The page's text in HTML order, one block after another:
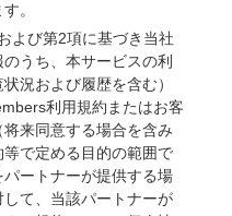
。
よび第2項に基づき当社
うち、本サービスの利
況および履歴を含む）
利用規約またはお客
来同意する場合を含み
で定める目的の範囲で
ートナーが提供する場
て、当該パートナーが